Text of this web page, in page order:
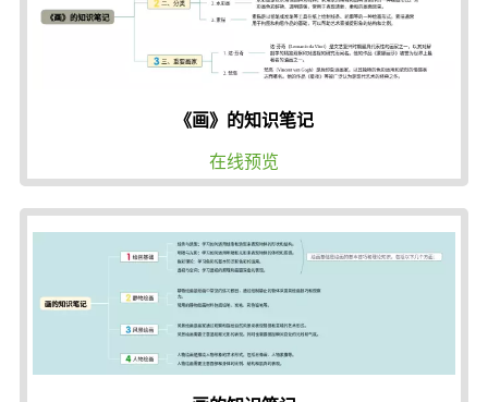
《画》的知识笔记
在线预览